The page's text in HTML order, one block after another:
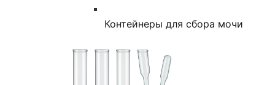
Контейнеры для сбора мочи